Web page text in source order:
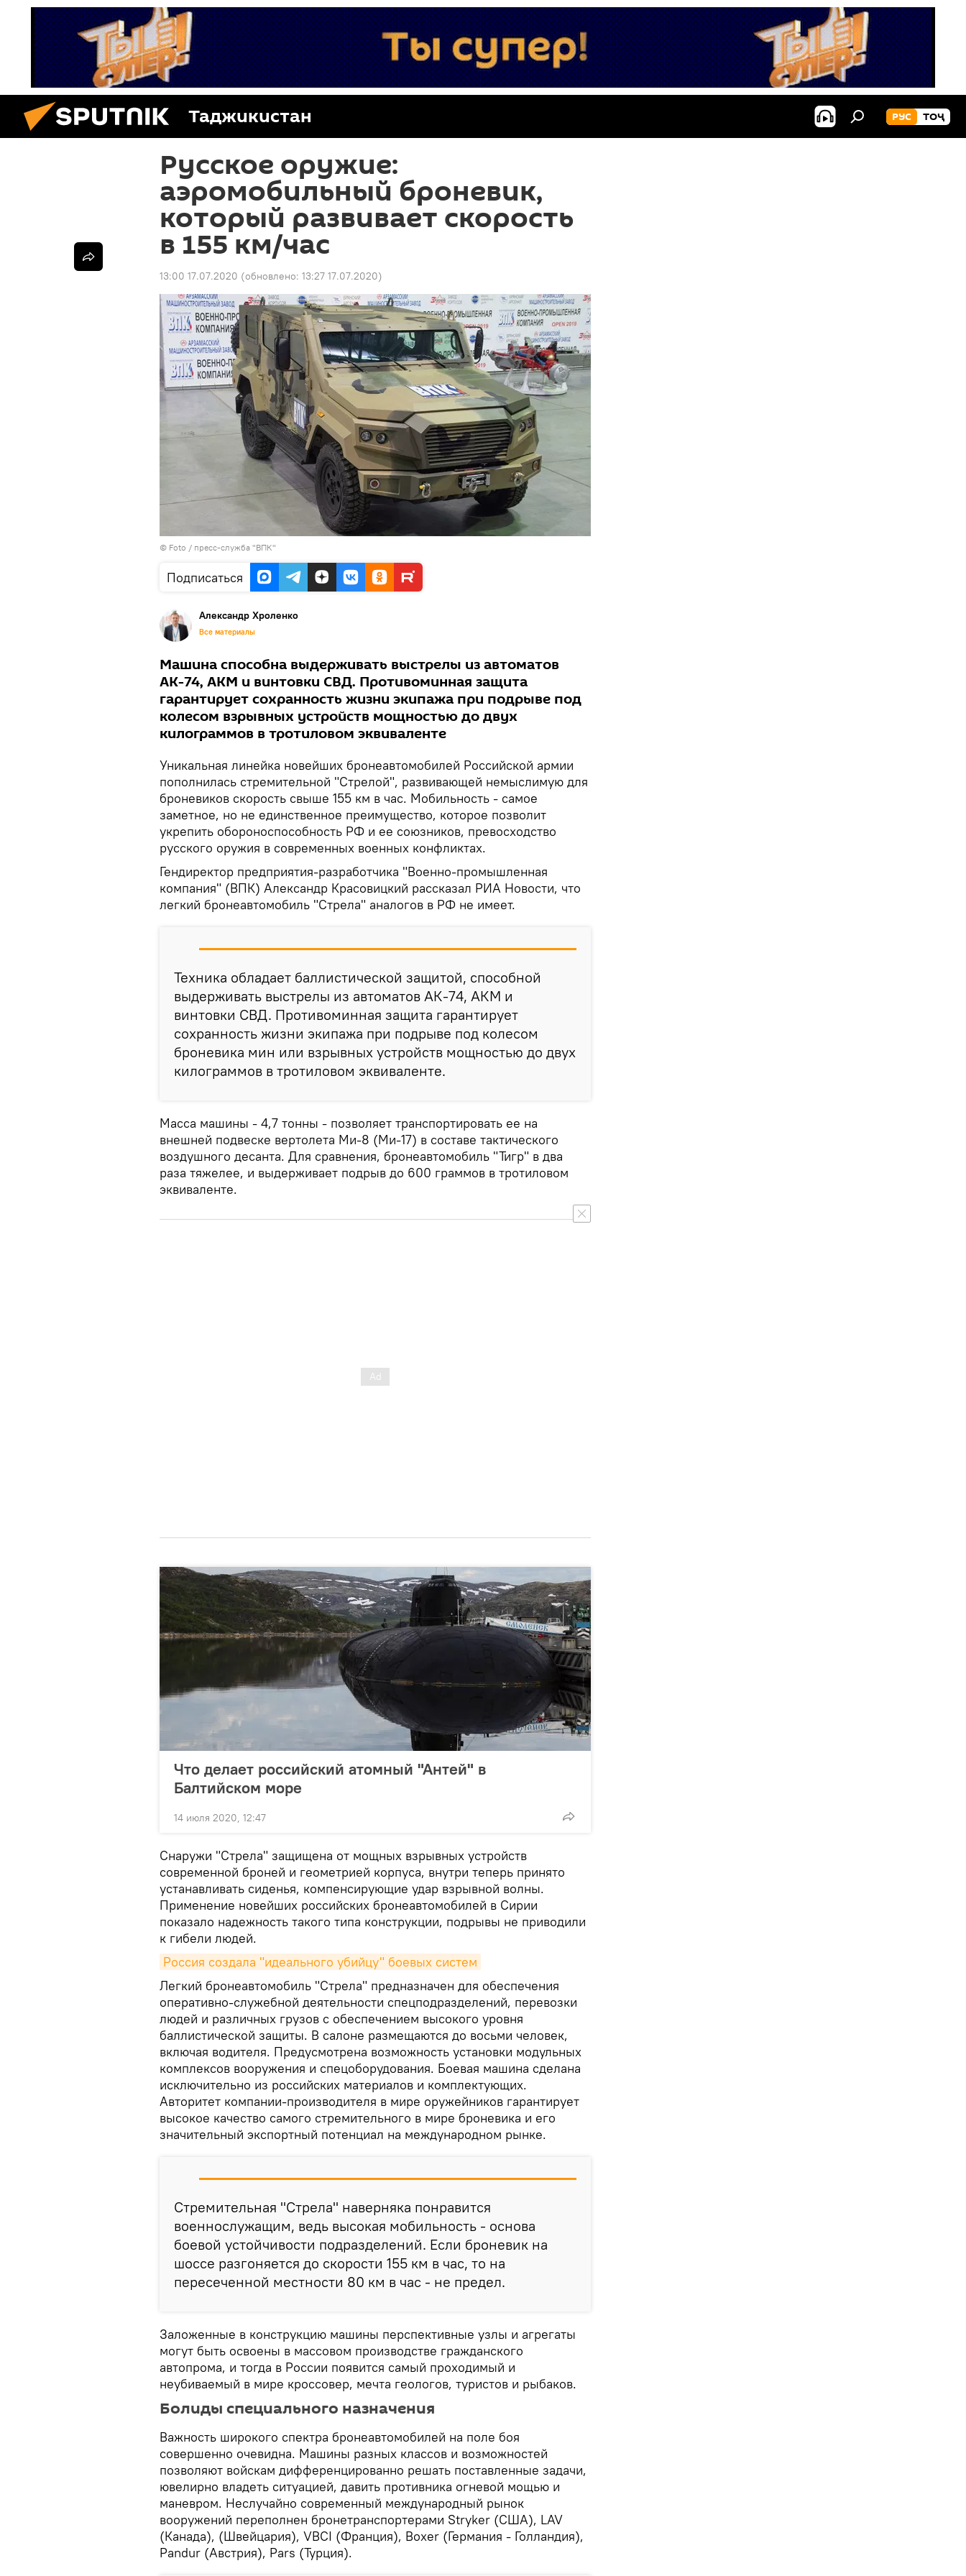
Таджикистан РУС ТОҶ
Русское оружие:
аэромобильный броневик,
который развивает скорость
в 155 км/час
13:00 17.07.2020 (обновлено: 13:27 17.07.2020)
© Foto / пресс-служба "ВПК"
Подписаться
Александр Хроленко
Все материалы
Машина способна выдерживать выстрелы из автоматов
АК-74, АКМ и винтовки СВД. Противоминная защита
гарантирует сохранность жизни экипажа при подрыве под
колесом взрывных устройств мощностью до двух
килограммов в тротиловом эквиваленте
Уникальная линейка новейших бронеавтомобилей Российской армии
пополнилась стремительной "Стрелой", развивающей немыслимую для
броневиков скорость свыше 155 км в час. Мобильность - самое
заметное, но не единственное преимущество, которое позволит
укрепить обороноспособность РФ и ее союзников, превосходство
русского оружия в современных военных конфликтах.
Гендиректор предприятия-разработчика "Военно-промышленная
компания" (ВПК) Александр Красовицкий рассказал РИА Новости, что
легкий бронеавтомобиль "Стрела" аналогов в РФ не имеет.
Техника обладает баллистической защитой, способной
выдерживать выстрелы из автоматов АК-74, АКМ и
винтовки СВД. Противоминная защита гарантирует
сохранность жизни экипажа при подрыве под колесом
броневика мин или взрывных устройств мощностью до двух
килограммов в тротиловом эквиваленте.
Масса машины - 4,7 тонны - позволяет транспортировать ее на
внешней подвеске вертолета Ми-8 (Ми-17) в составе тактического
воздушного десанта. Для сравнения, бронеавтомобиль "Тигр" в два
раза тяжелее, и выдерживает подрыв до 600 граммов в тротиловом
эквиваленте.
Что делает российский атомный "Антей" в
Балтийском море
14 июля 2020, 12:47
Снаружи "Стрела" защищена от мощных взрывных устройств
современной броней и геометрией корпуса, внутри теперь принято
устанавливать сиденья, компенсирующие удар взрывной волны.
Применение новейших российских бронеавтомобилей в Сирии
показало надежность такого типа конструкции, подрывы не приводили
к гибели людей.
Россия создала "идеального убийцу" боевых систем
Легкий бронеавтомобиль "Стрела" предназначен для обеспечения
оперативно-служебной деятельности спецподразделений, перевозки
людей и различных грузов с обеспечением высокого уровня
баллистической защиты. В салоне размещаются до восьми человек,
включая водителя. Предусмотрена возможность установки модульных
комплексов вооружения и спецоборудования. Боевая машина сделана
исключительно из российских материалов и комплектующих.
Авторитет компании-производителя в мире оружейников гарантирует
высокое качество самого стремительного в мире броневика и его
значительный экспортный потенциал на международном рынке.
Стремительная "Стрела" наверняка понравится
военнослужащим, ведь высокая мобильность - основа
боевой устойчивости подразделений. Если броневик на
шоссе разгоняется до скорости 155 км в час, то на
пересеченной местности 80 км в час - не предел.
Заложенные в конструкцию машины перспективные узлы и агрегаты
могут быть освоены в массовом производстве гражданского
автопрома, и тогда в России появится самый проходимый и
неубиваемый в мире кроссовер, мечта геологов, туристов и рыбаков.
Болиды специального назначения
Важность широкого спектра бронеавтомобилей на поле боя
совершенно очевидна. Машины разных классов и возможностей
позволяют войскам дифференцированно решать поставленные задачи,
ювелирно владеть ситуацией, давить противника огневой мощью и
маневром. Неслучайно современный международный рынок
вооружений переполнен бронетранспортерами Stryker (США), LAV
(Канада), (Швейцария), VBCI (Франция), Boxer (Германия - Голландия),
Pandur (Австрия), Pars (Турция).